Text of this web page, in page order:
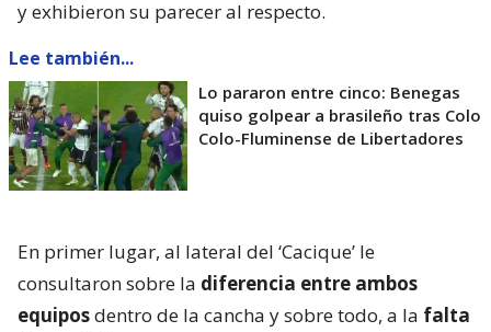
y exhibieron su parecer al respecto.
Lee también...
Lo pararon entre cinco: Benegas
quiso golpear a brasileño tras Colo
Colo-Fluminense de Libertadores
En primer lugar, al lateral del ‘Cacique’ le
consultaron sobre la diferencia entre ambos
equiposdentro de la cancha y sobre todo, a la falta